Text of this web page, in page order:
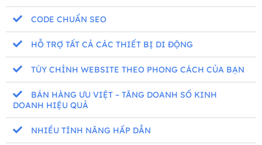
CODE CHUẨN SEO
HỖ TRỢ TẤT CẢ CÁC THIẾT BỊ DI ĐỘNG
TÙY CHỈNH WEBSITE THEO PHONG CÁCH CỦA BẠN
BÁN HÀNG ƯU VIỆT – TĂNG DOANH SỐ KINH
DOANH HIỆU QUẢ
NHIỀU TÍNH NĂNG HẤP DẪN